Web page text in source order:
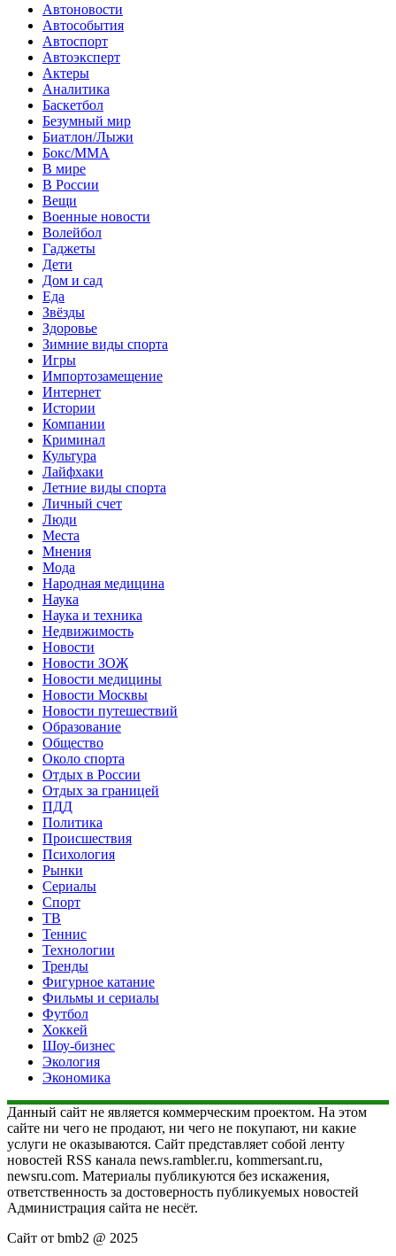
Автоновости
Автособытия
Автоспорт
Автоэксперт
Актеры
Аналитика
Баскетбол
Безумный мир
Биатлон/Лыжи
Бокс/MMA
В мире
В России
Вещи
Военные новости
Волейбол
Гаджеты
Дети
Дом и сад
Еда
Звёзды
Здоровье
Зимние виды спорта
Игры
Импортозамещение
Интернет
Истории
Компании
Криминал
Культура
Лайфхаки
Летние виды спорта
Личный счет
Люди
Места
Мнения
Мода
Народная медицина
Наука
Наука и техника
Недвижимость
Новости
Новости ЗОЖ
Новости медицины
Новости Москвы
Новости путешествий
Образование
Общество
Около спорта
Отдых в России
Отдых за границей
ПДД
Политика
Происшествия
Психология
Рынки
Сериалы
Спорт
ТВ
Теннис
Технологии
Тренды
Фигурное катание
Фильмы и сериалы
Футбол
Хоккей
Шоу-бизнес
Экология
Экономика
Данный сайт не является коммерческим проектом. На этом
сайте ни чего не продают, ни чего не покупают, ни какие
услуги не оказываются. Сайт представляет собой ленту
новостей RSS канала news.rambler.ru, kommersant.ru,
newsru.com. Материалы публикуются без искажения,
ответственность за достоверность публикуемых новостей
Администрация сайта не несёт.
Сайт от bmb2 @ 2025